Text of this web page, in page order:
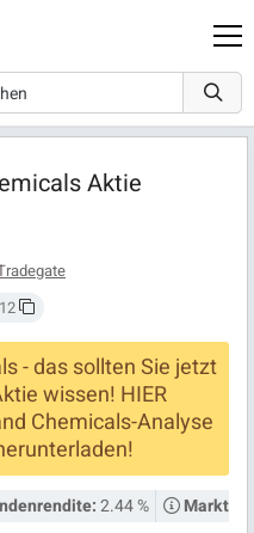
Aktie
- das sollten Sie jetzt
wissen! HIER
Chemicals-Analyse
2.44 %